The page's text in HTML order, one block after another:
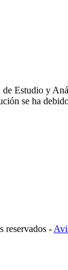
Estudio y
se ha
reservados -